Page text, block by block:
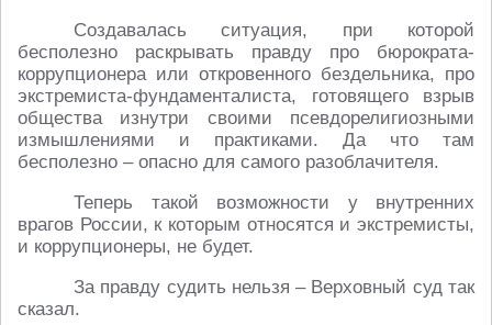
Создавалась ситуация, при которой
бесполезно раскрывать правду про бюрократа-
коррупционера или откровенного бездельника, про
экстремиста-фундаменталиста, готовящего взрыв
общества изнутри своими псевдорелигиозными
измышлениями и практиками. Да что там
бесполезно – опасно для самого разоблачителя.
Теперь такой возможности у внутренних
врагов России, к которым относятся и экстремисты,
и коррупционеры, не будет.
За правду судить нельзя – Верховный суд так
сказал.